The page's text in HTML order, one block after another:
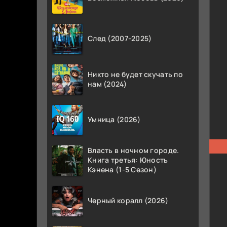
След (2007-2025)
Никто не будет скучать по
нам (2024)
Умница (2026)
Власть в ночном городе.
Книга третья: Юность
Кэнена (1-5 Сезон)
Черный коралл (2026)